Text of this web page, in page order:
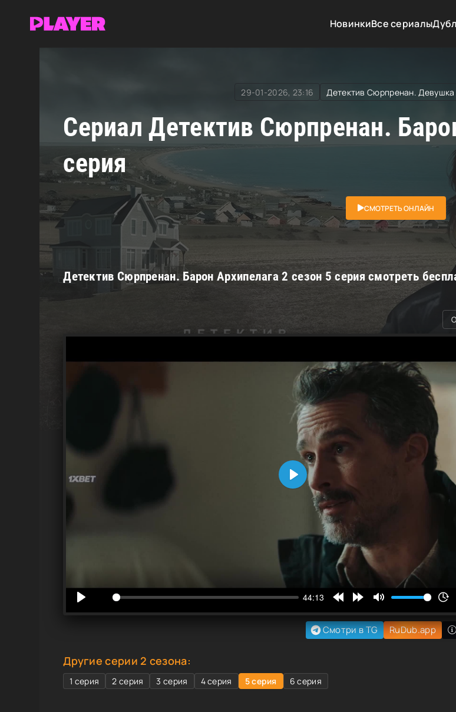
НовинкиВсе сериалы
29-01-2026, 23:16 Детектив Сюрпренан.
Сериал Детектив Сюрпренан.
серия
СМОТРЕТЬ ОНЛАЙН
Детектив Сюрпренан. Барон Архипелага 2 сезон 5 серия смотреть
Смотри в TG RuDub.app
Другие серии 2 сезона:
1 серия 2 серия 3 серия 4 серия 5 серия 6 серия